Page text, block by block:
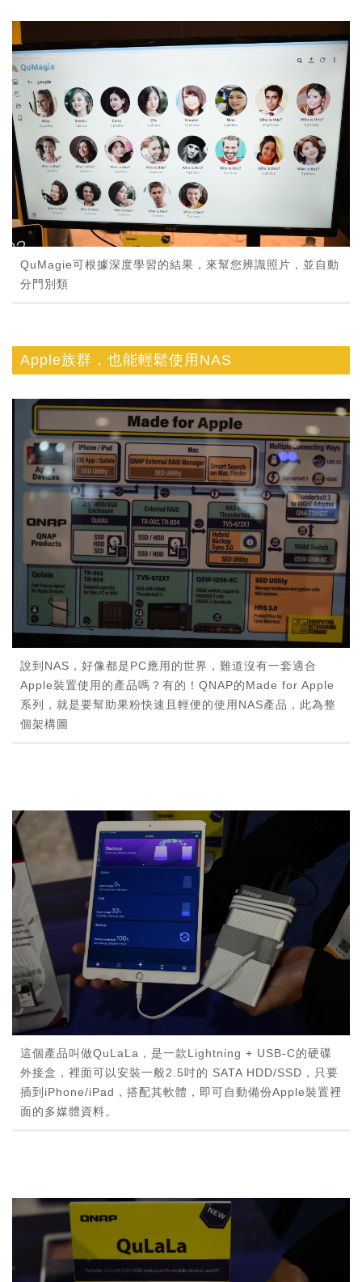
QuMagie可根據深度學習的結果，來幫您辨識照片，並自動
分門別類
Apple族群，也能輕鬆使用NAS
說到NAS，好像都是PC應用的世界，難道沒有一套適合
Apple裝置使用的產品嗎？有的！QNAP的Made for Apple
系列，就是要幫助果粉快速且輕便的使用NAS產品，此為整
個架構圖
這個產品叫做QuLaLa，是一款Lightning + USB-C的硬碟
外接盒，裡面可以安裝一般2.5吋的 SATA HDD/SSD，只要
插到iPhone/iPad，搭配其軟體，即可自動備份Apple裝置裡
面的多媒體資料。